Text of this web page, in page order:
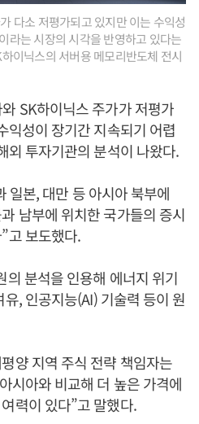
다소 저평가되고 있지만 이는 수익성
라는 시장의 시각을 반영하고 있다는
이닉스의 서버용 메모리반도체 전시
SK하이닉스 주가가 저평가
익성이 장기간 지속되기 어렵
외 투자기관의 분석이 나왔다.
일본, 대만 등 아시아 북부에
남부에 위치한 국가들의 증시
고 보도했다.
의 분석을 인용해 에너지 위기
, 인공지능(AI) 기술력 등이 원
양 지역 주식 전략 책임자는
시아와 비교해 더 높은 가격에
력이 있다”고 말했다.